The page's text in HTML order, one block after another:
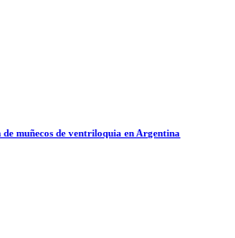
muñecos de ventriloquia en Argentina